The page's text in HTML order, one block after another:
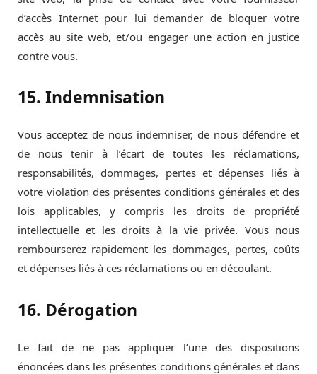
d’accès Internet pour lui demander de bloquer votre
accès au site web, et/ou engager une action en justice
contre vous.
15. Indemnisation
Vous acceptez de nous indemniser, de nous défendre et
de nous tenir à l’écart de toutes les réclamations,
responsabilités, dommages, pertes et dépenses liés à
votre violation des présentes conditions générales et des
lois applicables, y compris les droits de propriété
intellectuelle et les droits à la vie privée. Vous nous
rembourserez rapidement les dommages, pertes, coûts
et dépenses liés à ces réclamations ou en découlant.
16. Dérogation
Le fait de ne pas appliquer l’une des dispositions
énoncées dans les présentes conditions générales et dans